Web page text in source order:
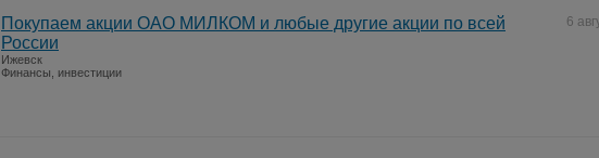
6
Покупаем акции ОАО МИЛКОМ и любые другие акции по всей
России
Ижевск
Финансы, инвестиции